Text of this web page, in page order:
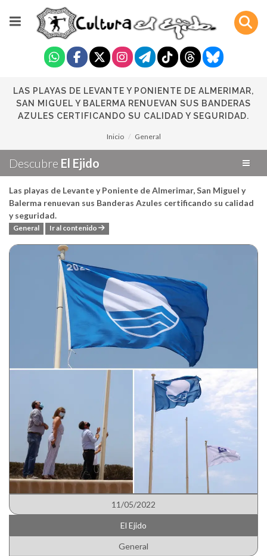
LAS PLAYAS DE LEVANTE Y PONIENTE DE ALMERIMAR,
SAN MIGUEL Y BALERMA RENUEVAN SUS BANDERAS
AZULES CERTIFICANDO SU CALIDAD Y SEGURIDAD.
Inicio General
Descubre El Ejido
Las playas de Levante y Poniente de Almerimar, San Miguel y
Balerma renuevan sus Banderas Azules certificando su calidad
y seguridad.
General Ir al contenido
11/05/2022
El Ejido
General